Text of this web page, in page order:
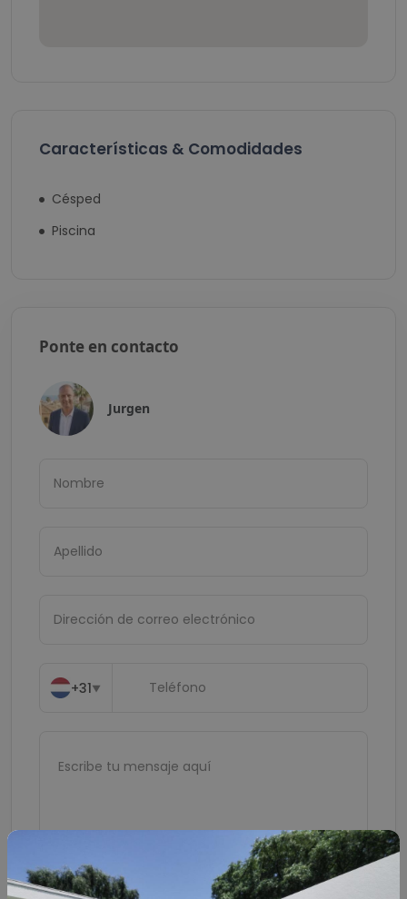
Características & Comodidades
Césped
Piscina
Ponte en contacto
Jurgen
+31▼